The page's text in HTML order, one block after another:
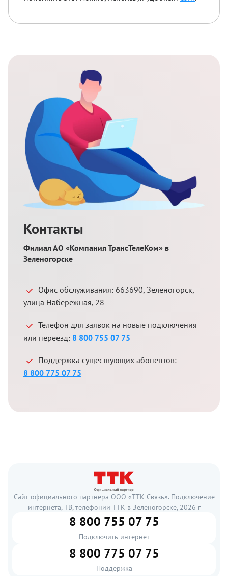
Контакты
Филиал АО «Компания ТрансТелеКом» в
Зеленогорске
Офис обслуживания: 663690, Зеленогорск,
улица Набережная, 28
Телефон для заявок на новые подключения
или переезд: 8 800 755 07 75
Поддержка существующих абонентов:
8 800 775 07 75
Сайт официального партнера ООО «ТТК-Связь». Подключение
интернета, ТВ, телефонии ТТК в Зеленогорске, 2026 г
8 800 755 07 75
Подключить интернет
8 800 775 07 75
Поддержка